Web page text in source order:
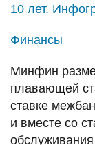
10 лет.
Финансы
Минфин
плавающей
ставке
и вместе со